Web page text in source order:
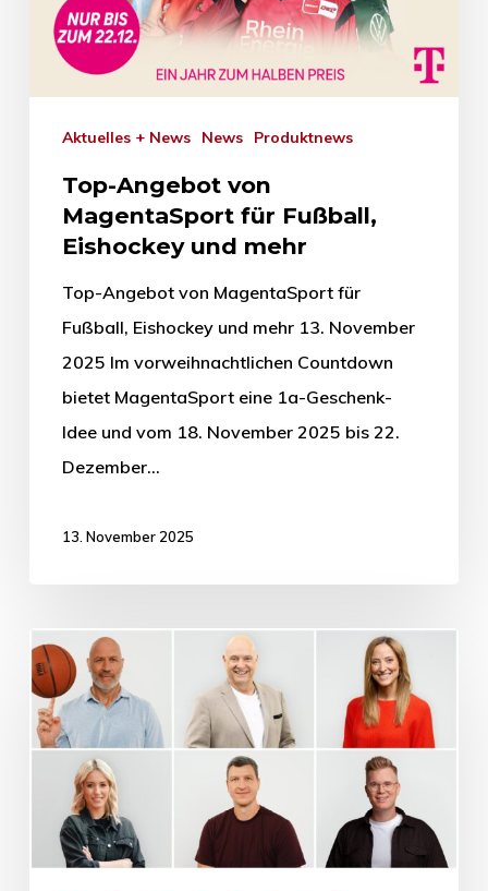
Aktuelles + News News Produktnews
Top-Angebot von
MagentaSport für Fußball,
Eishockey und mehr
Top-Angebot von MagentaSport für
Fußball, Eishockey und mehr 13. November
2025 Im vorweihnachtlichen Countdown
bietet MagentaSport eine 1a-Geschenk-
Idee und vom 18. November 2025 bis 22.
Dezember…
13. November 2025